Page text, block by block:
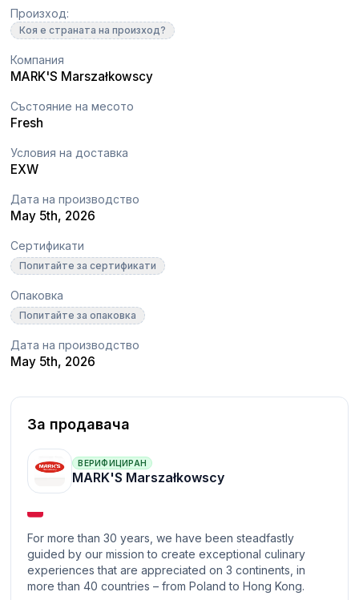
Произход:
Коя е страната на произход?
Компания
MARK'S Marszałkowscy
Състояние на месото
Fresh
Условия на доставка
EXW
Дата на производство
May 5th, 2026
Сертификати
Попитайте за сертификати
Опаковка
Попитайте за опаковка
Дата на производство
May 5th, 2026
За продавача
ВЕРИФИЦИРАН
MARK'S Marszałkowscy
For more than 30 years, we have been steadfastly
guided by our mission to create exceptional culinary
experiences that are appreciated on 3 continents, in
more than 40 countries – from Poland to Hong Kong.